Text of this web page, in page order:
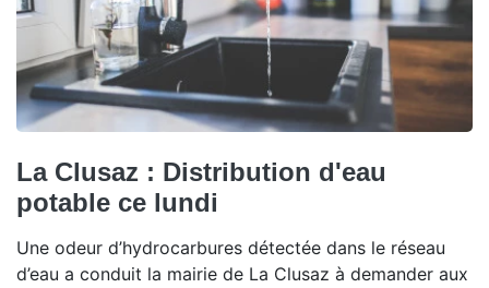
La Clusaz : Distribution d'eau
potable ce lundi
Une odeur d’hydrocarbures détectée dans le réseau
d’eau a conduit la mairie de La Clusaz à demander aux